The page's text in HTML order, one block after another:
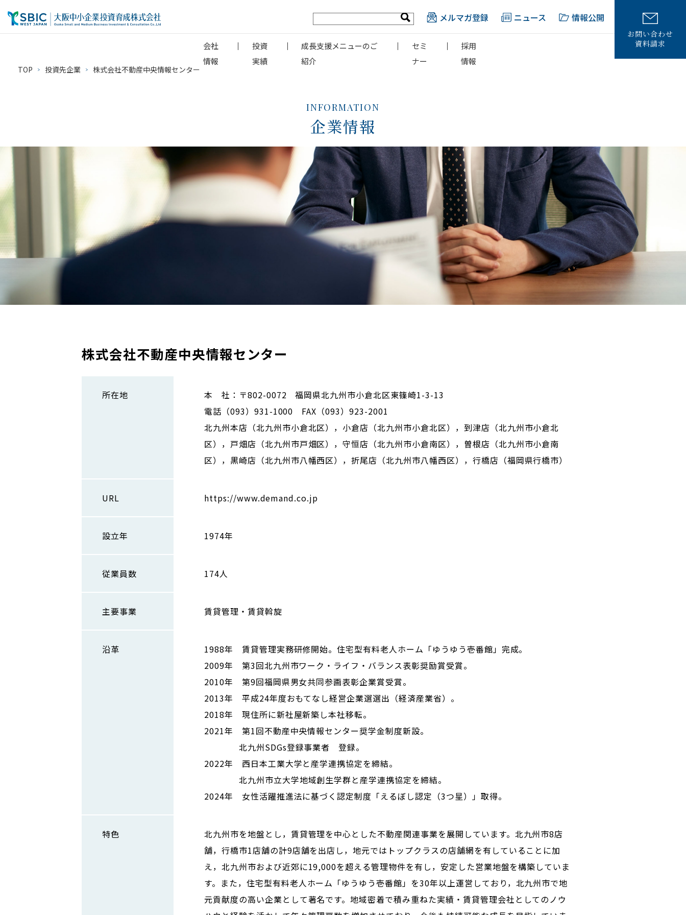
メルマガ登録 ニュース 情報公開
会社
情報
投資
実績
成長支援メニューのご
紹介
セミ
ナー
採用
情報
お問い合わせ
資料請求
TOP 投資先企業 株式会社不動産中央情報センター
INFORMATION
企業情報
株式会社不動産中央情報センター
所在地
本 社：〒802-0072 福岡県北九州市小倉北区東篠崎1-3-13
電話（093）931-1000 FAX（093）923-2001
北九州本店（北九州市小倉北区），小倉店（北九州市小倉北区），到津店（北九州市小倉北
区），戸畑店（北九州市戸畑区），守恒店（北九州市小倉南区），曽根店（北九州市小倉南
区），黒崎店（北九州市八幡西区），折尾店（北九州市八幡西区），行橋店（福岡県行橋市）
URL https://www.demand.co.jp
設立年 1974年
従業員数 174人
主要事業 賃貸管理・賃貸斡旋
沿革
1988年 賃貸管理実務研修開始。住宅型有料老人ホーム「ゆうゆう壱番館」完成。
2009年 第3回北九州市ワーク・ライフ・バランス表彰奨励賞受賞。
2010年 第9回福岡県男女共同参画表彰企業賞受賞。
2013年 平成24年度おもてなし経営企業選選出（経済産業省）。
2018年 現住所に新社屋新築し本社移転。
2021年 第1回不動産中央情報センター奨学金制度新設。
北九州SDGs登録事業者 登録。
2022年 西日本工業大学と産学連携協定を締結。
北九州市立大学地域創生学群と産学連携協定を締結。
2024年 女性活躍推進法に基づく認定制度「えるぼし認定（3つ星）」取得。
特色
北九州市を地盤とし，賃貸管理を中心とした不動産関連事業を展開しています。北九州市8店
舗，行橋市1店舗の計9店舗を出店し，地元ではトップクラスの店舗網を有していることに加
え，北九州市および近郊に19,000を超える管理物件を有し，安定した営業地盤を構築していま
す。また，住宅型有料老人ホーム「ゆうゆう壱番館」を30年以上運営しており，北九州市で地
元貢献度の高い企業として著名です。地域密着で積み重ねた実績・賃貸管理会社としてのノウ